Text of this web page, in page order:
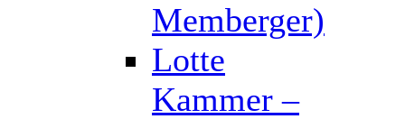
Memberger)
Lotte
Kammer –